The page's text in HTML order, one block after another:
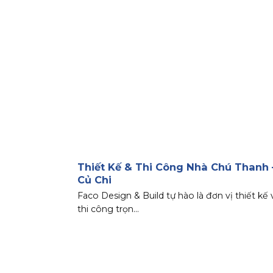
Thiết Kế & Thi Công Nhà Chú Thanh
Củ Chi
Faco Design & Build tự hào là đơn vị thiết kế
thi công trọn...